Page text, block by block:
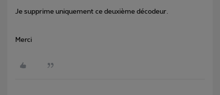
Je supprime uniquement ce deuxième décodeur.
Merci